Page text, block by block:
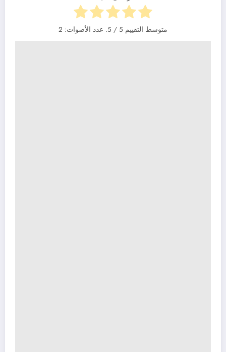
متوسط التقييم 5 / 5. عدد الأصوات: 2